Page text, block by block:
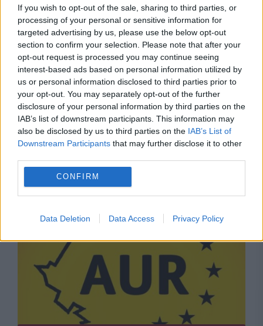
If you wish to opt-out of the sale, sharing to third parties, or
processing of your personal or sensitive information for
targeted advertising by us, please use the below opt-out
section to confirm your selection. Please note that after your
opt-out request is processed you may continue seeing
interest-based ads based on personal information utilized by
us or personal information disclosed to third parties prior to
your opt-out. You may separately opt-out of the further
disclosure of your personal information by third parties on the
IAB’s list of downstream participants. This information may
also be disclosed by us to third parties on the IAB’s List of
Downstream Participants that may further disclose it to other
CONFIRM
Data Deletion Data Access Privacy Policy
POLITICA
Sorin Grindeanu: Parlamentul a evitat
pierderea a 5,8 miliarde de euro din PNRR și a
deblocat 16,7 miliarde din SAFE